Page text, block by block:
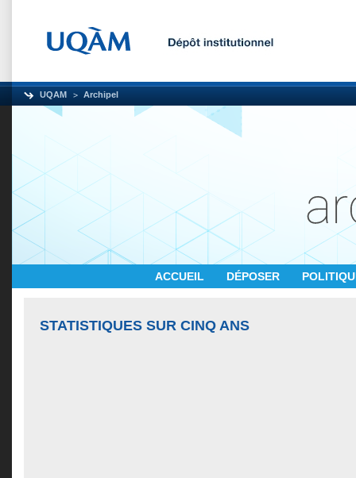
UQAM Archipel
ACCUEIL DÉPOSER
STATISTIQUES SUR CINQ ANS